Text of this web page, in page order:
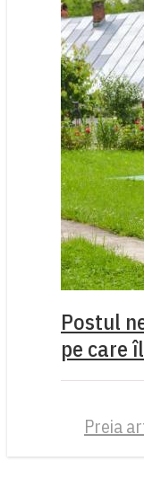
Postul
pe care
Preia